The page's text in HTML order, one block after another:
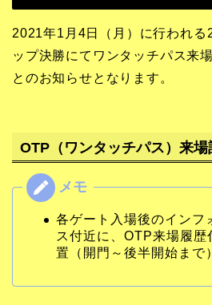
2021年1月4日（月）に行われる
ップ決勝にてワンタッチパス来
とのお知らせとなります。
OTP（ワンタッチパス）来
各ゲート入場後のインフ
ス付近に、OTP来場履歴
置（開門～後半開始まで）